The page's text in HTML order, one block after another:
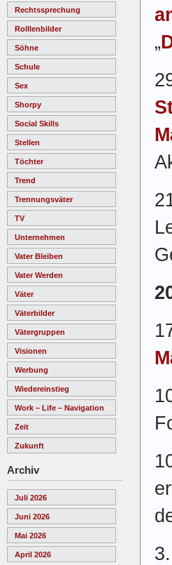
Rechtssprechung
Rolllenbilder
Söhne
Schule
Sex
Shorpy
Social Skills
Stellen
Töchter
Trend
Trennungsväter
TV
Unternehmen
Vater Bleiben
Vater Werden
Väter
Väterbilder
Vätergruppen
Visionen
Werbung
Wiedereinstieg
Work – Life – Navigation
Zeit
Zukunft
Archiv
Juli 2026
Juni 2026
Mai 2026
April 2026
„